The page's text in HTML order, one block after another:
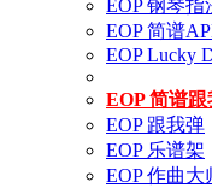
EOP 钢琴指
EOP 简谱
EOP Lucky
EOP 简谱跟
EOP 跟我弹
EOP 乐谱架
EOP 作曲大